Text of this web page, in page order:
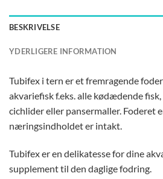
BESKRIVELSE
YDERLIGERE INFORMATION
Tubifex i tern er et fremragende
akvariefisk f.eks. alle kødædende
cichlider eller pansermaller. Foderet
næringsindholdet er intakt.
Tubifex er en delikatesse for dine
supplement til den daglige fodring.